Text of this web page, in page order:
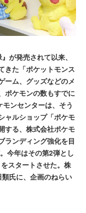
が発売されて以来、
きた「ポケットモンス
ーム、グッズなどのメ
ポケモンの数もすでに
ンセンターは、そう
ャルショップ「ポケモ
する、株式会社ポケモ
ランディング強化を目
今年はその第2弾とし
スタートさせた。株
氏に、企画のねらい